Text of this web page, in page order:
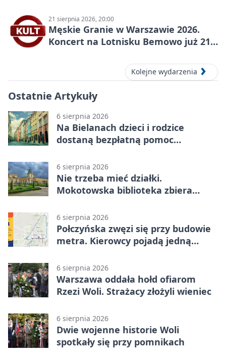
21 sierpnia 2026, 20:00
Męskie Granie w Warszawie 2026.
Koncert na Lotnisku Bemowo już 21
Kolejne wydarzenia
Ostatnie Artykuły
6 sierpnia 2026
Na Bielanach dzieci i rodzice
dostaną bezpłatną pomoc
6 sierpnia 2026
Nie trzeba mieć działki.
Mokotowska biblioteka zbiera
6 sierpnia 2026
Połczyńska zwęzi się przy budowie
metra. Kierowcy pojadą jedną
6 sierpnia 2026
Warszawa oddała hołd ofiarom
Rzezi Woli. Strażacy złożyli wieniec
6 sierpnia 2026
Dwie wojenne historie Woli
spotkały się przy pomnikach